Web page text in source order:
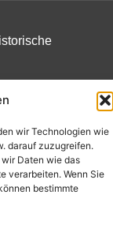
wir Technologien wie
darauf zuzugreifen.
Daten wie das
verarbeiten. Wenn Sie
bestimmte